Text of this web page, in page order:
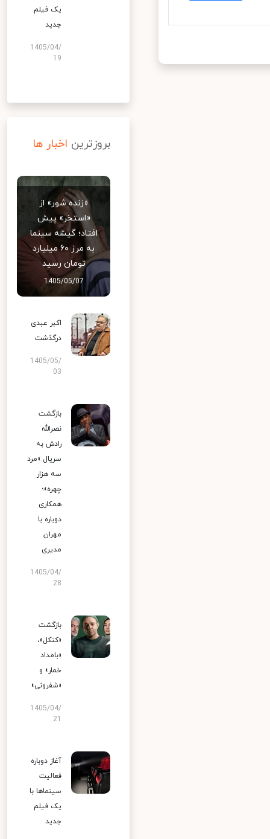
یک فیلم
جدید
1405/04/
19
بروزترین اخبار ها
«زنده شور» از
«استخر» پیش
افتاد؛ گیشه سینما
به مرز ۶۰ میلیارد
تومان رسید
1405/05/07
اکبر عبدی
درگذشت
1405/05/
03
بازگشت
نصرالله
رادش به
سریال «مرد
سه هزار
چهره»؛
همکاری
دوباره با
مهران
مدیری
1405/04/
28
بازگشت
«کنکل»،
«بامداد
خمار» و
«شفرونی»
1405/04/
آغاز دوباره
فعالیت
سینماها با
یک فیلم
جدید